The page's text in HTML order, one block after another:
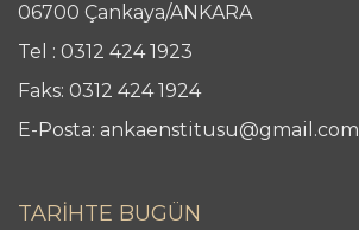
06700 Çankaya/ANKARA
Tel : 0312 424 1923
Faks: 0312 424 1924
E-Posta: ankaenstitusu@gmail.com
TARİHTE BUGÜN